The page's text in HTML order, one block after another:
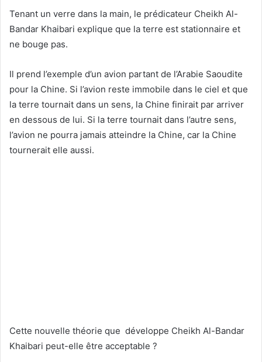
Tenant un verre dans la main, le prédicateur Cheikh Al-
Bandar Khaibari explique que la terre est stationnaire et
ne bouge pas.
Il prend l’exemple d’un avion partant de l’Arabie Saoudite
pour la Chine. Si l’avion reste immobile dans le ciel et que
la terre tournait dans un sens, la Chine finirait par arriver
en dessous de lui. Si la terre tournait dans l’autre sens,
l’avion ne pourra jamais atteindre la Chine, car la Chine
tournerait elle aussi.
Cette nouvelle théorie que développe Cheikh Al-Bandar
Khaibari peut-elle être acceptable ?